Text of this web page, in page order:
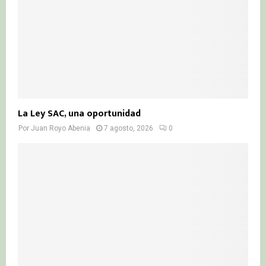
La Ley SAC, una oportunidad
Por Juan Royo Abenia 7 agosto, 2026 0